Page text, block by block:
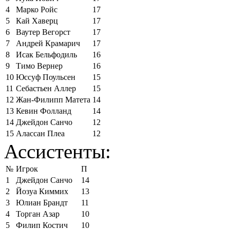
4
Марко Ройс
17
5
Кай Хаверц
17
6
Ваутер Вегорст
17
7
Андрей Крамарич
17
8
Исак Бельфодиль
16
9
Тимо Вернер
16
10 Юссуф Поульсен
15
11 Себастьен Аллер
15
12 Жан-Филипп Матета 14
13 Кевин Фолланд
14
14 Джейдон Санчо
12
15 Алассан Плеа 12
Ассистенты:
№ Игрок
П
1
Джейдон Санчо
14
2
Йозуа Киммих
13
3
Юлиан Брандт
11
4
Торган Азар
10
5
Филип Костич
10